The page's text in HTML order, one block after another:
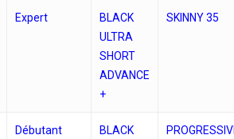
Expert
BLACK
ULTRA
SHORT
ADVANCE
+
SKINNY 35
Débutant
BLACK